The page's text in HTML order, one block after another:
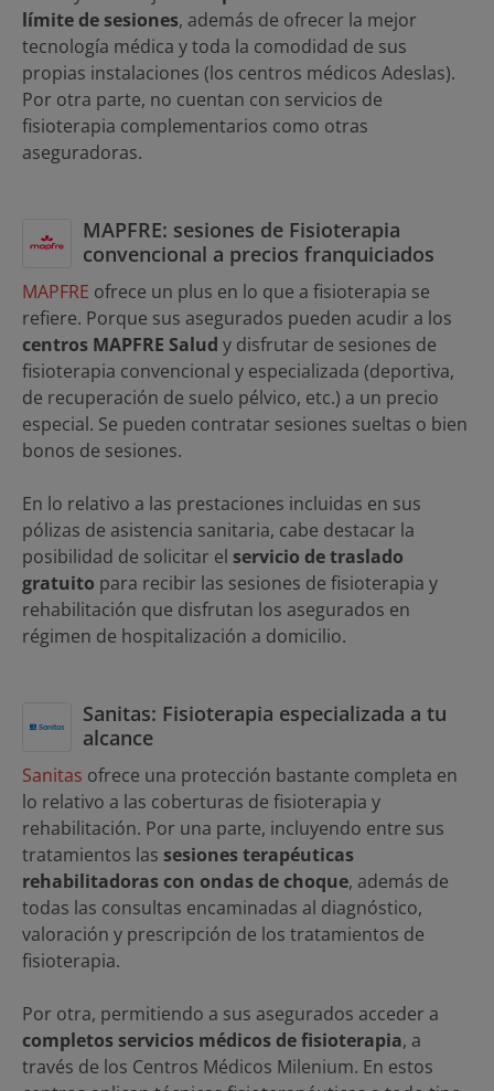
límite de sesiones, además de ofrecer la mejor
tecnología médica y toda la comodidad de sus
propias instalaciones (los centros médicos Adeslas).
Por otra parte, no cuentan con servicios de
fisioterapia complementarios como otras
aseguradoras.
MAPFRE: sesiones de Fisioterapia
convencional a precios franquiciados
MAPFRE ofrece un plus en lo que a fisioterapia se
refiere. Porque sus asegurados pueden acudir a los
centros MAPFRE Salud y disfrutar de sesiones de
fisioterapia convencional y especializada (deportiva,
de recuperación de suelo pélvico, etc.) a un precio
especial. Se pueden contratar sesiones sueltas o bien
bonos de sesiones.
En lo relativo a las prestaciones incluidas en sus
pólizas de asistencia sanitaria, cabe destacar la
posibilidad de solicitar el servicio de traslado
gratuito para recibir las sesiones de fisioterapia y
rehabilitación que disfrutan los asegurados en
régimen de hospitalización a domicilio.
Sanitas: Fisioterapia especializada a tu
alcance
Sanitas ofrece una protección bastante completa en
lo relativo a las coberturas de fisioterapia y
rehabilitación. Por una parte, incluyendo entre sus
tratamientos las sesiones terapéuticas
rehabilitadoras con ondas de choque, además de
todas las consultas encaminadas al diagnóstico,
valoración y prescripción de los tratamientos de
fisioterapia.
Por otra, permitiendo a sus asegurados acceder a
completos servicios médicos de fisioterapia, a
través de los Centros Médicos Milenium. En estos